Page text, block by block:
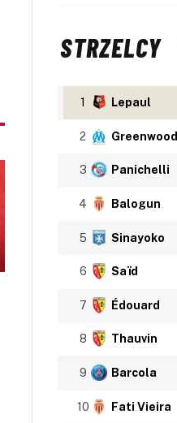
STRZELCY
1 Lepaul
2 Greenwood
3 Panichelli
4 Balogun
5 Sinayoko
6 Saïd
7 Édouard
8 Thauvin
9 Barcola
10 Fati Vieira